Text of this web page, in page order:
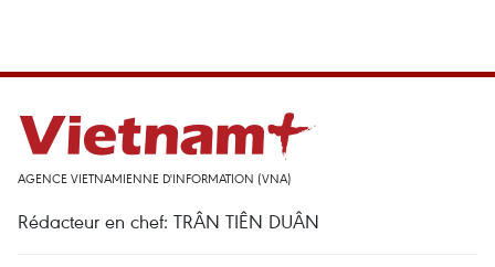
AGENCE VIETNAMIENNE D'INFORMATION (VNA)
Rédacteur en chef: TRÂN TIÊN DUÂN